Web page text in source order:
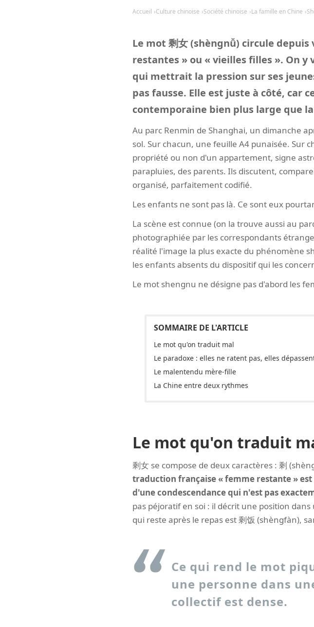
Accueil Culture chinoise Société chinoise La famille en Chine
Le mot 剩女 (shèngnǚ) circule
restantes » ou « vieilles filles ». On
qui mettrait la pression sur ses
pas fausse. Elle est juste à côté, car
contemporaine bien plus large que
Au parc Renmin de Shanghai, un dimanche
sol. Sur chacun, une feuille A4 punaisée. Sur
propriété ou non d'un appartement, signe
parapluies, des parents. Ils discutent,
organisé, parfaitement codifié.
Les enfants ne sont pas là. Ce sont eux
La scène est connue (on la trouve aussi au
photographiée par les correspondants
réalité l'image la plus exacte du phénomène
les enfants absents du dispositif qui les
Le mot shengnu ne désigne pas d'abord les
Le mot qu'on traduit mal
Le paradoxe : elles ne ratent pas, elles
Le malentendu mère-fille
La Chine entre deux rythmes
Le mot qu'on traduit
剩女 se compose de deux caractères : 剩
traduction française « femme restante »
d'une condescendance qui n'est pas
pas péjoratif en soi : il décrit une position
qui reste après le repas est 剩饭 (shèngfàn),
Ce qui rend le mot
une personne dans
collectif est dense.